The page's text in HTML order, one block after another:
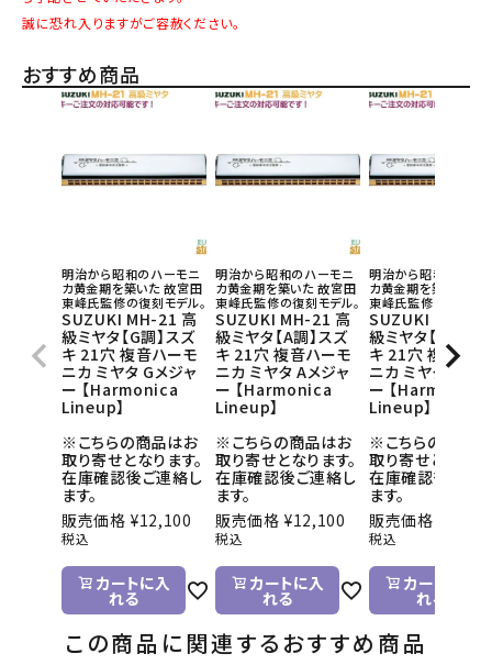
誠に恐れ入りますがご容赦ください。
おすすめ商品
明治から昭和のハーモニ
カ黄金期を築いた 故宮田
東峰氏監修の復刻モデル。
SUZUKI MH-21 高
級ミヤタ【G調】スズ
キ 21穴 複音ハーモ
ニカ ミヤタ Gメジャ
ー 【Harmonica
Lineup】
※こちらの商品はお
取り寄せとなります。
在庫確認後ご連絡し
ます。
販売価格 ¥12,100
税込
カートに入
れる
明治から昭和のハーモニ
カ黄金期を築いた 故宮田
東峰氏監修の復刻モデル。
SUZUKI MH-21 高
級ミヤタ【A調】スズ
キ 21穴 複音ハーモ
ニカ ミヤタ Aメジャ
ー 【Harmonica
Lineup】
※こちらの商品はお
取り寄せとなります。
在庫確認後ご連絡し
ます。
販売価格 ¥12,100
税込
カートに入
れる
明治から昭和のハー
カ黄金期を築いた 故
東峰氏監修の復刻モ
SUZUKI MH-21
級ミヤタ【C調】ス
キ 21穴 複音ハ
ニカ ミヤタ Aメジ
ー 【Harmonica
Lineup】
※こちらの商品
取り寄せとなりま
在庫確認後ご連
ます。
販売価格
税込
カートに入
れる
この商品に関連するおすすめ商品